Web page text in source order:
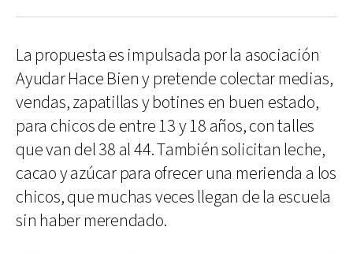
La propuesta es impulsada por la asociación
Ayudar Hace Bien y pretende colectar medias,
vendas, zapatillas y botines en buen estado,
para chicos de entre 13 y 18 años, con talles
que van del 38 al 44. También solicitan leche,
cacao y azúcar para ofrecer una merienda a los
chicos, que muchas veces llegan de la escuela
sin haber merendado.